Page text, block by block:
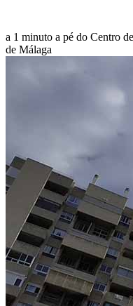
a 1 minuto a pé do Centro
de Málaga